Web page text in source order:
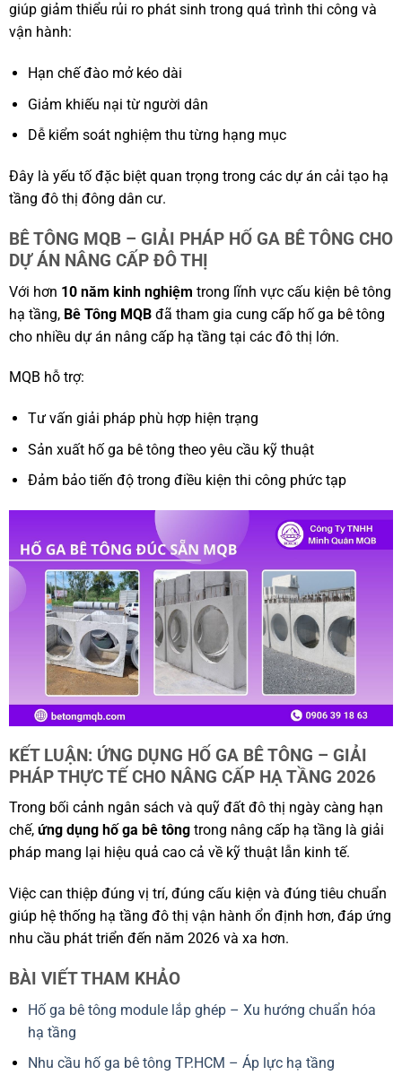
giúp giảm thiểu rủi ro phát sinh trong quá trình thi công và
vận hành:
Hạn chế đào mở kéo dài
Giảm khiếu nại từ người dân
Dễ kiểm soát nghiệm thu từng hạng mục
Đây là yếu tố đặc biệt quan trọng trong các dự án cải tạo hạ
tầng đô thị đông dân cư.
BÊ TÔNG MQB – GIẢI PHÁP HỐ GA BÊ TÔNG CHO
DỰ ÁN NÂNG CẤP ĐÔ THỊ
Với hơn 10 năm kinh nghiệm trong lĩnh vực cấu kiện bê tông
hạ tầng, Bê Tông MQBđã tham gia cung cấp hố ga bê tông
cho nhiều dự án nâng cấp hạ tầng tại các đô thị lớn.
MQB hỗ trợ:
Tư vấn giải pháp phù hợp hiện trạng
Sản xuất hố ga bê tông theo yêu cầu kỹ thuật
Đảm bảo tiến độ trong điều kiện thi công phức tạp
KẾT LUẬN: ỨNG DỤNG HỐ GA BÊ TÔNG – GIẢI
PHÁP THỰC TẾ CHO NÂNG CẤP HẠ TẦNG 2026
Trong bối cảnh ngân sách và quỹ đất đô thị ngày càng hạn
chế, ứng dụng hố ga bê tôngtrong nâng cấp hạ tầng là giải
pháp mang lại hiệu quả cao cả về kỹ thuật lẫn kinh tế.
Việc can thiệp đúng vị trí, đúng cấu kiện và đúng tiêu chuẩn
giúp hệ thống hạ tầng đô thị vận hành ổn định hơn, đáp ứng
nhu cầu phát triển đến năm 2026 và xa hơn.
BÀI VIẾT THAM KHẢO
Hố ga bê tông module lắp ghép – Xu hướng chuẩn hóa
hạ tầng
Nhu cầu hố ga bê tông TP.HCM – Áp lực hạ tầng